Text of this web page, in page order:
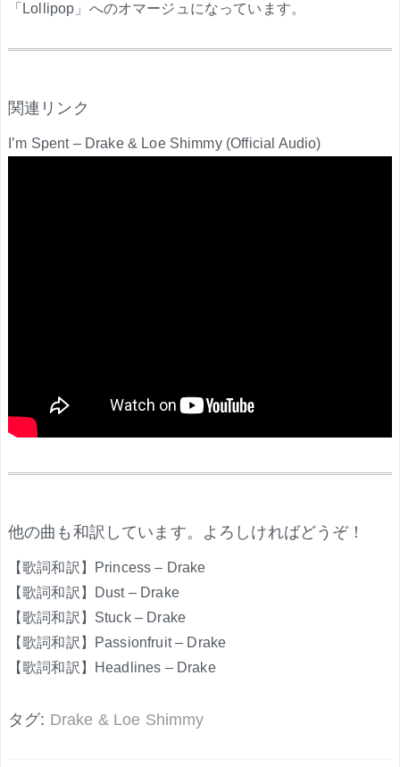
「Lollipop」へのオマージュになっています。
関連リンク
I’m Spent – Drake & Loe Shimmy (Official Audio)
他の曲も和訳しています。よろしければどうぞ！
【歌詞和訳】Princess – Drake
【歌詞和訳】Dust – Drake
【歌詞和訳】Stuck – Drake
【歌詞和訳】Passionfruit – Drake
【歌詞和訳】Headlines – Drake
タグ: Drake & Loe Shimmy